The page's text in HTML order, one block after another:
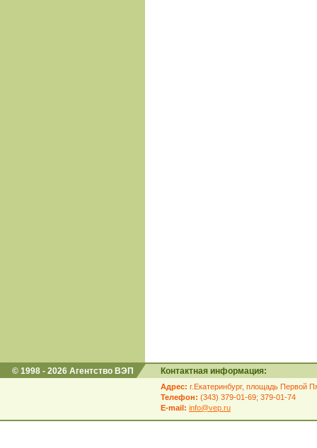
© 1998 - 2026 Агентство ВЭП Контактная информация:
Адрес: г.Екатеринбург, площадь Первой
Телефон: (343) 379-01-69; 379-01-74
E-mail: info@vep.ru